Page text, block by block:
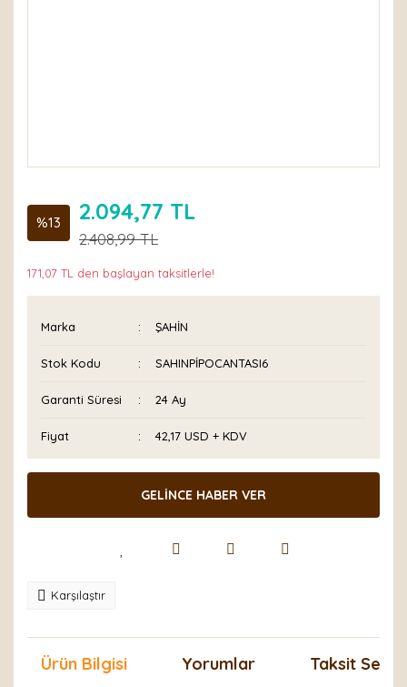
%13 2.094,77 TL
2.408,99 TL
171,07 TL den başlayan taksitlerle!
Marka ŞAHİN
Stok Kodu SAHINPİPOCANTASI6
Garanti Süresi 24 Ay
Fiyat 42,17 USD + KDV
GELİNCE HABER VER
Karşılaştır
Ürün Bilgisi Yorumlar Taksit